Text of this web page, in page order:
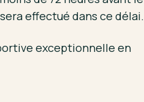
effectué dans ce délai.
exceptionnelle en